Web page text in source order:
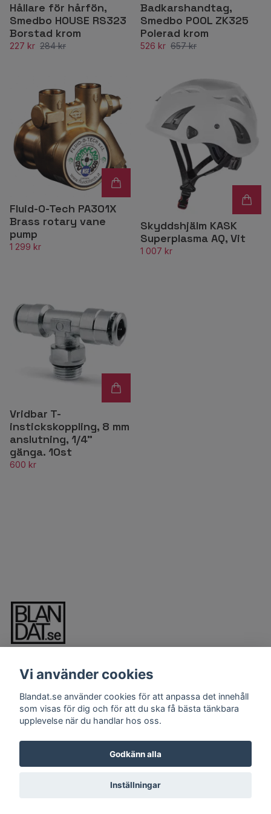
Hållare för hårfön,
Smedbo HOUSE RS323
Borstad krom
227 kr 284 kr
Badkarshandtag,
Smedbo POOL ZK325
Polerad krom
526 kr 657 kr
Fluid-O-Tech PA301X
Brass rotary vane
pump
1 299 kr
Skyddshjälm KASK
Superplasma AQ, Vit
1 007 kr
Vridbar T-
instickskoppling, 8 mm
anslutning, 1/4"
gänga. 10st
600 kr
LÄS MER
Kontakt
Köpvillkor
Vi använder cookies
Blandat.se använder cookies för att anpassa det innehåll
som visas för dig och för att du ska få bästa tänkbara
upplevelse när du handlar hos oss.
Godkänn alla
Inställningar